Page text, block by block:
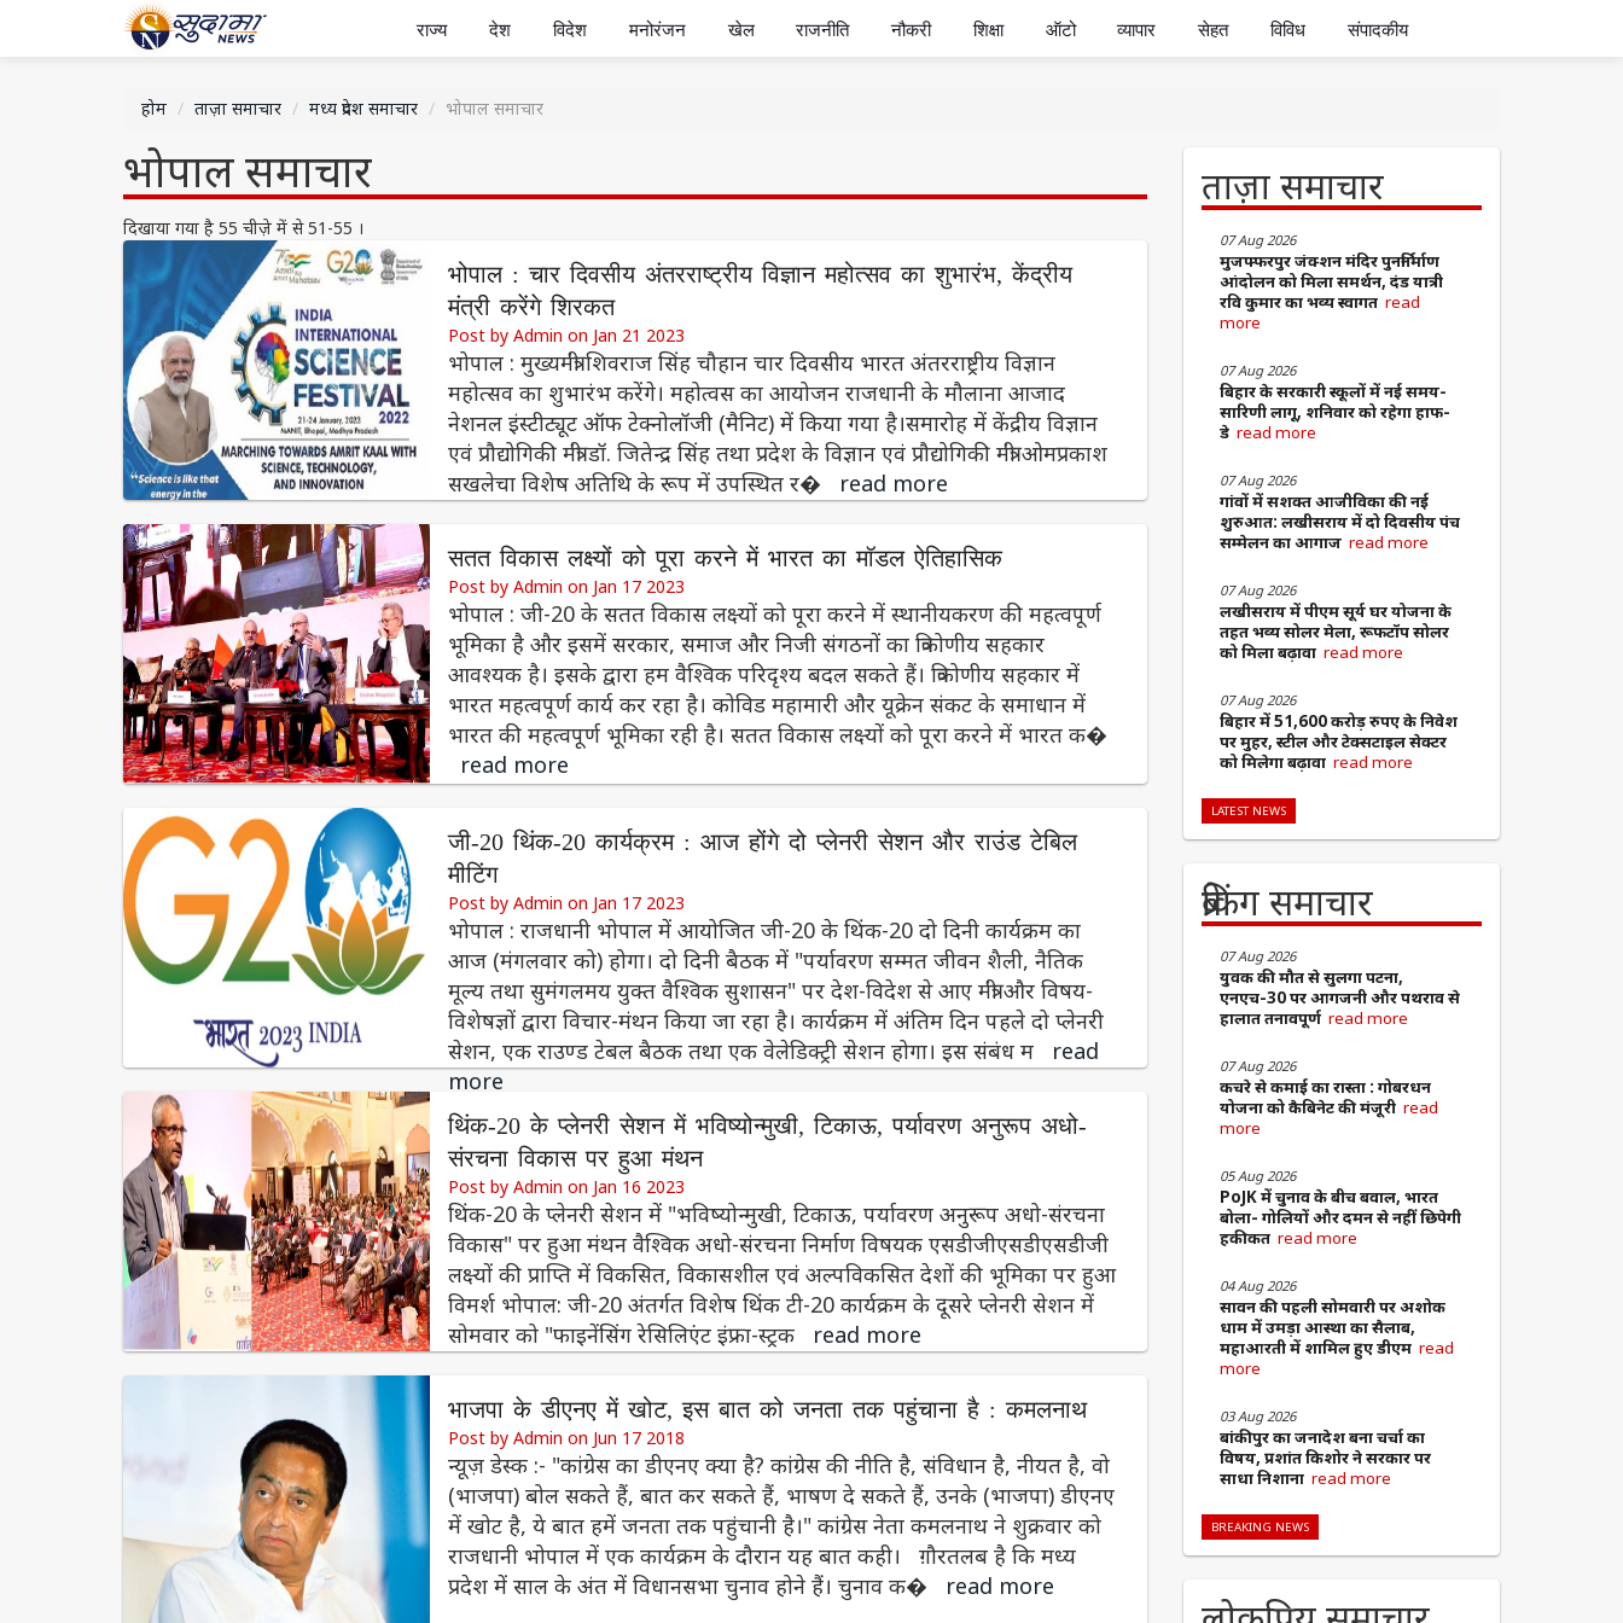
राज्य देश विदेश मनोरंजन खेल राजनीति नौकरी शिक्षा ऑटो व्यापार सेहत विविध संपादकीय
होम ताज़ा समाचार मध्य प्रदेश समाचार भोपाल समाचार
भोपाल समाचार
दिखाया गया है 55 चीज़े में से 51-55 ।
भोपाल : चार दिवसीय अंतरराष्ट्रीय विज्ञान महोत्सव का शुभारंभ, केंद्रीय
मंत्री करेंगे शिरकत
Post by Admin on Jan 21 2023
भोपाल : मुख्यमंत्री शिवराज सिंह चौहान चार दिवसीय भारत अंतरराष्ट्रीय विज्ञान
महोत्सव का शुभारंभ करेंगे। महोत्वस का आयोजन राजधानी के मौलाना आजाद
नेशनल इंस्टीट्यूट ऑफ टेक्नोलॉजी (मैनिट) में किया गया है।समारोह में केंद्रीय विज्ञान
एवं प्रौद्योगिकी मंत्री डॉ. जितेन्द्र सिंह तथा प्रदेश के विज्ञान एवं प्रौद्योगिकी मंत्री ओमप्रकाश
सखलेचा विशेष अतिथि के रूप में उपस्थित र� read more
सतत विकास लक्ष्यों को पूरा करने में भारत का मॉडल ऐतिहासिक
Post by Admin on Jan 17 2023
भोपाल : जी-20 के सतत विकास लक्ष्यों को पूरा करने में स्थानीयकरण की महत्वपूर्ण
भूमिका है और इसमें सरकार, समाज और निजी संगठनों का त्रिकोणीय सहकार
आवश्यक है। इसके द्वारा हम वैश्विक परिदृश्य बदल सकते हैं। त्रिकोणीय सहकार में
भारत महत्वपूर्ण कार्य कर रहा है। कोविड महामारी और यूक्रेन संकट के समाधान में
भारत की महत्वपूर्ण भूमिका रही है। सतत विकास लक्ष्यों को पूरा करने में भारत क�
read more
जी-20 थिंक-20 कार्यक्रम : आज होंगे दो प्लेनरी सेशन और राउंड टेबिल
मीटिंग
Post by Admin on Jan 17 2023
भोपाल : राजधानी भोपाल में आयोजित जी-20 के थिंक-20 दो दिनी कार्यक्रम का
आज (मंगलवार को) होगा। दो दिनी बैठक में "पर्यावरण सम्मत जीवन शैली, नैतिक
मूल्य तथा सुमंगलमय युक्त वैश्विक सुशासन" पर देश-विदेश से आए मंत्री और विषय-
विशेषज्ञों द्वारा विचार-मंथन किया जा रहा है। कार्यक्रम में अंतिम दिन पहले दो प्लेनरी
सेशन, एक राउण्ड टेबल बैठक तथा एक वेलेडिक्ट्री सेशन होगा। इस संबंध म read
more
थिंक-20 के प्लेनरी सेशन में भविष्योन्मुखी, टिकाऊ, पर्यावरण अनुरूप अधो-
संरचना विकास पर हुआ मंथन
Post by Admin on Jan 16 2023
थिंक-20 के प्लेनरी सेशन में "भविष्योन्मुखी, टिकाऊ, पर्यावरण अनुरूप अधो-संरचना
विकास" पर हुआ मंथन वैश्विक अधो-संरचना निर्माण विषयक एसडीजीएसडीएसडीजी
लक्ष्यों की प्राप्ति में विकसित, विकासशील एवं अल्पविकसित देशों की भूमिका पर हुआ
विमर्श भोपाल: जी-20 अंतर्गत विशेष थिंक टी-20 कार्यक्रम के दूसरे प्लेनरी सेशन में
सोमवार को "फाइनेंसिंग रेसिलिएंट इंफ्रा-स्ट्रक read more
भाजपा के डीएनए में खोट, इस बात को जनता तक पहुंचाना है : कमलनाथ
Post by Admin on Jun 17 2018
न्यूज़ डेस्क :- "कांग्रेस का डीएनए क्या है? कांग्रेस की नीति है, संविधान है, नीयत है, वो
(भाजपा) बोल सकते हैं, बात कर सकते हैं, भाषण दे सकते हैं, उनके (भाजपा) डीएनए
में खोट है, ये बात हमें जनता तक पहुंचानी है।" कांग्रेस नेता कमलनाथ ने शुक्रवार को
राजधानी भोपाल में एक कार्यक्रम के दौरान यह बात कही। ग़ौरतलब है कि मध्य
प्रदेश में साल के अंत में विधानसभा चुनाव होने हैं। चुनाव क� read more
ताज़ा समाचार
07 Aug 2026
मुजफ्फरपुर जंक्शन मंदिर पुनर्निर्माण
आंदोलन को मिला समर्थन, दंड यात्री
रवि कुमार का भव्य स्वागत read
more
07 Aug 2026
बिहार के सरकारी स्कूलों में नई समय-
सारिणी लागू, शनिवार को रहेगा हाफ-
डे read more
07 Aug 2026
​गांवों में सशक्त आजीविका की नई
शुरुआत: लखीसराय में दो दिवसीय पंच
सम्मेलन का आगाज read more
07 Aug 2026
लखीसराय में पीएम सूर्य घर योजना के
तहत भव्य सोलर मेला, रूफटॉप सोलर
को मिला बढ़ावा read more
07 Aug 2026
बिहार में 51,600 करोड़ रुपए के निवेश
पर मुहर, स्टील और टेक्सटाइल सेक्टर
को मिलेगा बढ़ावा read more
LATEST NEWS
ब्रेकिंग समाचार
07 Aug 2026
युवक की मौत से सुलगा पटना,
एनएच-30 पर आगजनी और पथराव से
हालात तनावपूर्ण read more
07 Aug 2026
कचरे से कमाई का रास्ता : गोबरधन
योजना को कैबिनेट की मंजूरी read
more
05 Aug 2026
PoJK में चुनाव के बीच बवाल, भारत
बोला- गोलियों और दमन से नहीं छिपेगी
हकीकत read more
04 Aug 2026
सावन की पहली सोमवारी पर अशोक
धाम में उमड़ा आस्था का सैलाब,
महाआरती में शामिल हुए डीएम read
more
03 Aug 2026
बांकीपुर का जनादेश बना चर्चा का
विषय, प्रशांत किशोर ने सरकार पर
साधा निशाना read more
BREAKING NEWS